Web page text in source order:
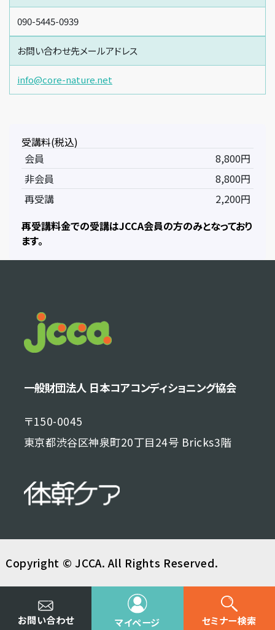
090-5445-0939
お問い合わせ先メールアドレス
info@core-nature.net
受講料(税込)
会員
8,800円
非会員
8,800円
再受講
2,200円
再受講料金での受講はJCCA会員の方のみとなっており
ます。
一般財団法人 日本コアコンディショニング協会
〒150-0045
東京都渋谷区神泉町20丁目24号 Bricks3階
Copyright © JCCA. All Rights Reserved.
お問い合わせ マイページ セミナー検索